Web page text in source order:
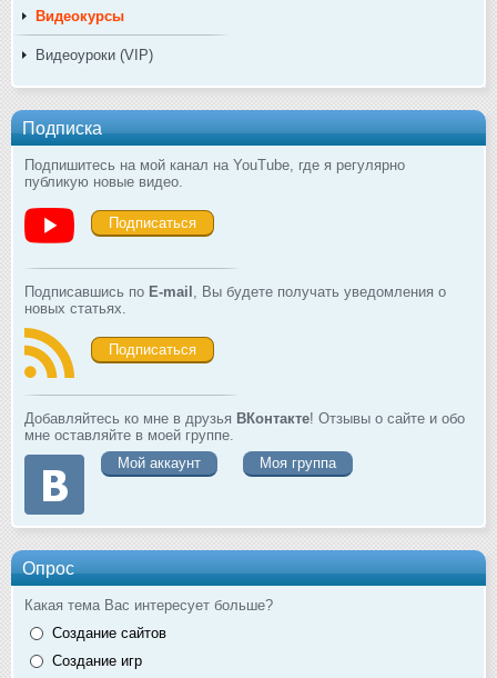
Видеокурсы
Видеоуроки (VIP)
Подписка
Подпишитесь на мой канал на YouTube, где я регулярно
публикую новые видео.
Подписаться
Подписавшись по E-mail
, Вы будете получать уведомления о
новых статьях.
Подписаться
Добавляйтесь ко мне в друзья ВКонтакте! Отзывы о сайте и обо
мне оставляйте в моей группе.
Мой аккаунт
Моя группа
Опрос
Какая тема Вас интересует больше?
Создание сайтов
Создание игр